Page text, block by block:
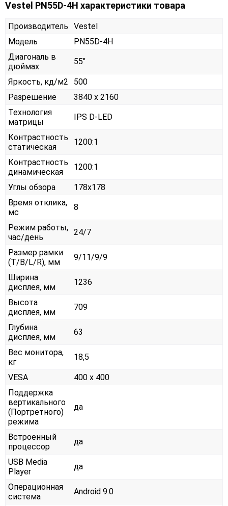
Vestel PN55D-4H характеристики товара
Производитель
Vestel
Модель
PN55D-4H
Диагональ в
дюймах
55"
Яркость, кд/м2
500
Разрешение
3840 x 2160
Технология
матрицы
IPS D-LED
Контрастность
статическая
1200:1
Контрастность
динамическая
1200:1
Углы обзора
178x178
Время отклика,
мс
8
Режим работы,
час/день
24/7
Размер рамки
(T/B/L/R), мм
9/11/9/9
Ширина
дисплея, мм
1236
Высота
дисплея, мм
709
Глубина
дисплея, мм
63
Вес монитора,
кг
18,5
VESA
400 x 400
Поддержка
вертикального
(Портретного)
режима
да
Встроенный
процессор
да
USB Media
Player
да
Операционная
система
Android 9.0